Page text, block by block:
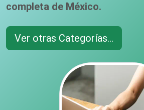
completa de México.
Ver otras Categorías...